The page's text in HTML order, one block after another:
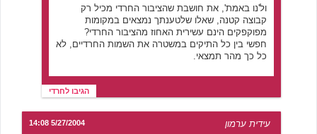
ול'נו באמת', את חושבת שהציבור החרדי מכיל רק
קבוצה קטנה, שאלו שלטענתך נמצאים במקומות
מפוקפקים הינם עשירית האחוז מהציבור החרדי?
חפשי בין כל התיקים במשטרה את השמות החרדיים, לא
כל כך מהר תמצאי.
הגיבו לחרדי
עידית ערמון 5/27/2004 14:08